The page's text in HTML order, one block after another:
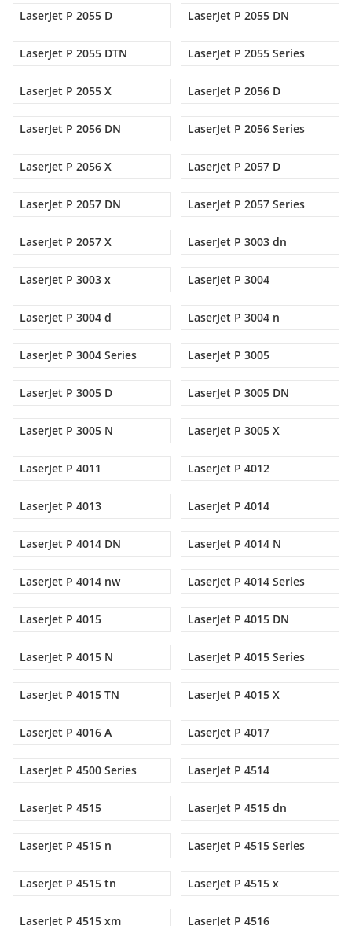
LaserJet P 2055 D LaserJet P 2055 DN
LaserJet P 2055 DTN LaserJet P 2055 Series
LaserJet P 2055 X LaserJet P 2056 D
LaserJet P 2056 DN LaserJet P 2056 Series
LaserJet P 2056 X LaserJet P 2057 D
LaserJet P 2057 DN LaserJet P 2057 Series
LaserJet P 2057 X LaserJet P 3003 dn
LaserJet P 3003 x LaserJet P 3004
LaserJet P 3004 d LaserJet P 3004 n
LaserJet P 3004 Series LaserJet P 3005
LaserJet P 3005 D LaserJet P 3005 DN
LaserJet P 3005 N LaserJet P 3005 X
LaserJet P 4011 LaserJet P 4012
LaserJet P 4013 LaserJet P 4014
LaserJet P 4014 DN LaserJet P 4014 N
LaserJet P 4014 nw LaserJet P 4014 Series
LaserJet P 4015 LaserJet P 4015 DN
LaserJet P 4015 N LaserJet P 4015 Series
LaserJet P 4015 TN LaserJet P 4015 X
LaserJet P 4016 A LaserJet P 4017
LaserJet P 4500 Series LaserJet P 4514
LaserJet P 4515 LaserJet P 4515 dn
LaserJet P 4515 n LaserJet P 4515 Series
LaserJet P 4515 tn LaserJet P 4515 x
LaserJet P 4515 xm LaserJet P 4516